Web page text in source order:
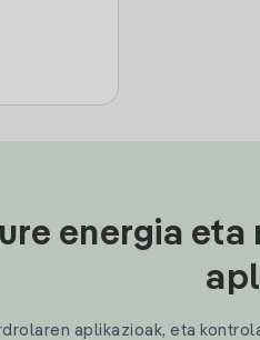
energia
aplikazioak, eta